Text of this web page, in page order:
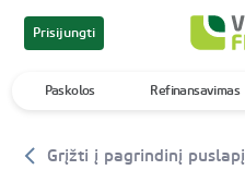
Prisijungti
Paskolos Refinansavimas
Grįžti į pagrindinį puslapį